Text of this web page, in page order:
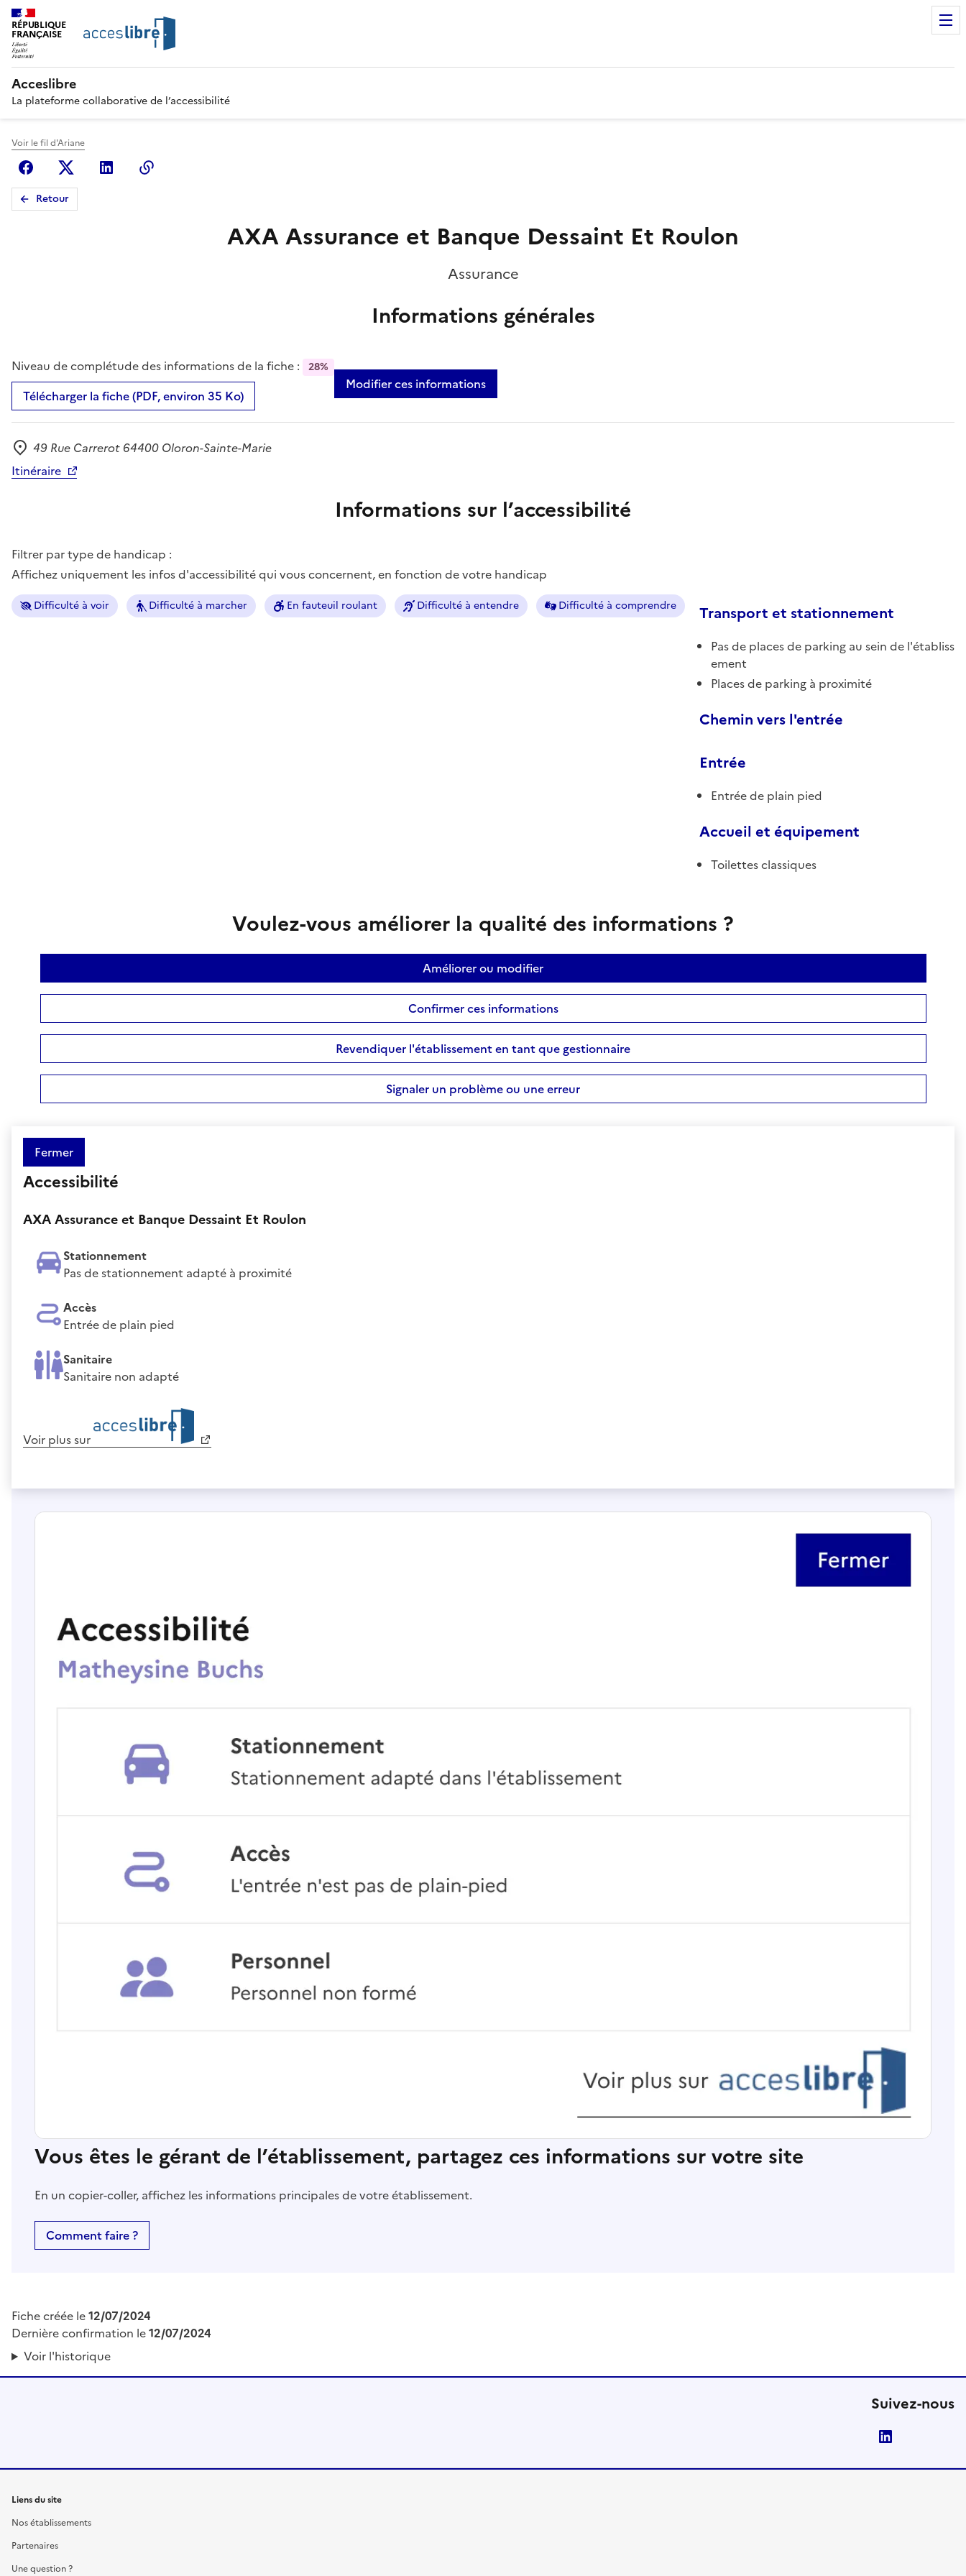
RÉPUBLIQUE
FRANÇAISE
Acceslibre
La plateforme collaborative de l’accessibilité
Voir le fil d'Ariane
FacebookX (anciennement Twitter)
Linkedin
Retour
AXA Assurance et Banque Dessaint Et Roulon
Assurance
Informations générales
Niveau de complétude des informations de la fiche : 28%
Télécharger la fiche (PDF, environ 35 Ko)
Modifier ces informations
Adresse
49 Rue Carrerot 64400 Oloron-Sainte-Marie
Itinéraire
Informations sur l’accessibilité
Filtrer par type de handicap :
Affichez uniquement les infos d'accessibilité qui vous concernent, en fonction de votre handicap
Difficulté à voir Difficulté à marcher En fauteuil roulant Difficulté à entendre Difficulté à comprendre Transport et stationnement
Pas de places de parking au sein de l'établiss
ement
Places de parking à proximité
Chemin vers l'entrée
Entrée
Entrée de plain pied
Accueil et équipement
Toilettes classiques
Voulez-vous améliorer la qualité des informations ?
Améliorer ou modifier
Confirmer ces informations
Revendiquer l'établissement en tant que gestionnaire
Signaler un problème ou une erreur
Fermer
Accessibilité
AXA Assurance et Banque Dessaint Et Roulon
Stationnement
Pas de stationnement adapté à proximité
Accès
Entrée de plain pied
Sanitaire
Sanitaire non adapté
Voir plus sur
Vous êtes le gérant de l’établissement, partagez ces informations sur votre site
En un copier-coller, affichez les informations principales de votre établissement.
Comment faire ?
Fiche créée le12/07/2024
Dernière confirmation le12/07/2024
Voir l'historique
Suivez-nous
Liens du site
Nos établissements
Partenaires
Une question ?